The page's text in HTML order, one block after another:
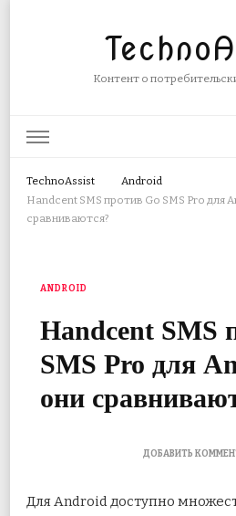
Контент о
TechnoAssist
Android
Handcent SMS против Go SMS Pro для
сравниваются?
ANDROID
Handcent SMS
SMS Pro для
они
ДОБАВИТЬ
Для Android доступно